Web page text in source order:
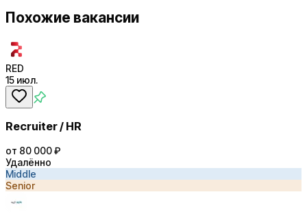
Похожие вакансии
RED
15 июл.
Recruiter / HR
от 80 000 ₽
Удалённо
Middle
Senior